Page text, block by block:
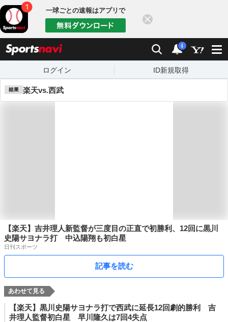
一球ごとの速報はアプリで
検索
通知数：
i
ログイン ID新規取得
楽天vs.西武
【楽天】吉井理人新監督が三度目の正直で初勝利、12回に黒川
史陽サヨナラ打 中込陽翔も初白星
日刊スポーツ
記事を読む
【楽天】黒川史陽サヨナラ打で西武に延長12回劇的勝利 吉
井理人監督初白星 早川隆久は7回4失点